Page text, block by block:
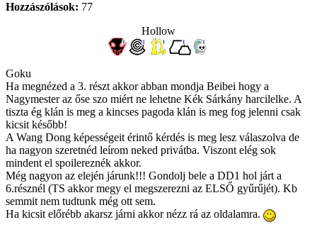
Hozzászólások: 77
Hollow
Goku
Ha megnézed a 3. részt akkor abban mondja Beibei hogy a
Nagymester az őse szo miért ne lehetne Kék Sárkány harcilelke. A
tiszta ég klán is meg a kincses pagoda klán is meg fog jelenni csak
kicsit később!
A Wang Dong képességeit érintő kérdés is meg lesz válaszolva de
ha nagyon szeretnéd leírom neked privátba. Viszont elég sok
mindent el spoilereznék akkor.
Még nagyon az elején járunk!!! Gondolj bele a DD1 hol járt a
6.résznél (TS akkor megy el megszerezni az ELSŐ gyűrűjét). Kb
semmit nem tudtunk még ott sem.
Ha kicsit előrébb akarsz járni akkor nézz rá az oldalamra.